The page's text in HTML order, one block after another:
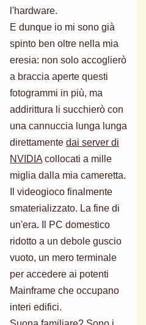
l'hardware.
E dunque io mi sono già
spinto ben oltre nella mia
eresia: non solo accoglierò
a braccia aperte questi
fotogrammi in più, ma
addirittura li succhierò con
una cannuccia lunga lunga
direttamente dai server di
NVIDIA collocati a mille
miglia dalla mia cameretta.
Il videogioco finalmente
smaterializzato. La fine di
un'era. Il PC domestico
ridotto a un debole guscio
vuoto, un mero terminale
per accedere ai potenti
Mainframe che occupano
interi edifici.